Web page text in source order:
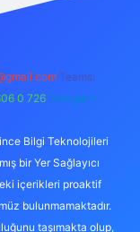
Teams:
0 726 Telegram:
Bilgi Teknolojileri
bir Yer Sağlayıcı
içerikleri proaktif
bulunmamaktadır.
taşımakta olup,